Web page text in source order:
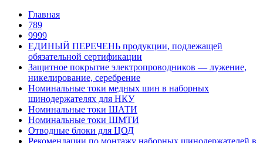
Главная
789
9999
ЕДИНЫЙ ПЕРЕЧЕНЬ продукции, подлежащей
обязательной сертификации
Защитное покрытие электропроводников — лужение,
никелирование, серебрение
Номинальные токи медных шин в наборных
шинодержателях для НКУ
Номинальные токи ШАТИ
Номинальные токи ШМТИ
Отводные блоки для ЦОД
Рекомендации по монтажу наборных шинодержателей в